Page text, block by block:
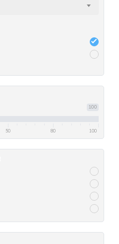
100
50 80 100